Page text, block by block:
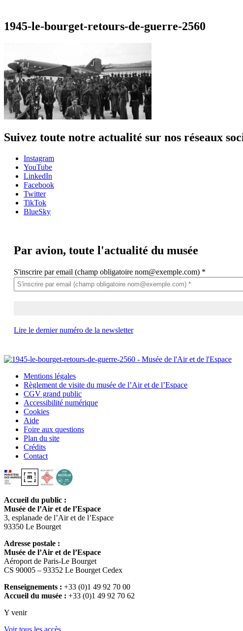
1945-le-bourget-retours-de-guerre-2560
Suivez toute notre actualité sur nos réseaux
Instagram
YouTube
LinkedIn
Facebook
Twitter
TikTok
BlueSky
Par avion, toute l'actualité du musée
S'inscrire par email (champ obligatoire nom@exemple.com) *
Lire le dernier numéro de la newsletter
Mentions légales
Règlement de visite du musée de l’Air et de l’Espace
CGV grand public
Accessibilité numérique
Cookies
Aide
Foire aux questions
Plan du site
Crédits
Contact
Accueil du public :
Musée de l’Air et de l’Espace
3, esplanade de l’Air et de l’Espace
93350 Le Bourget
Adresse postale :
Musée de l’Air et de l’Espace
Aéroport de Paris-Le Bourget
CS 90005 – 93352 Le Bourget Cedex
Renseignements : +33 (0)1 49 92 70 00
Accueil du musée : +33 (0)1 49 92 70 62
Y venir